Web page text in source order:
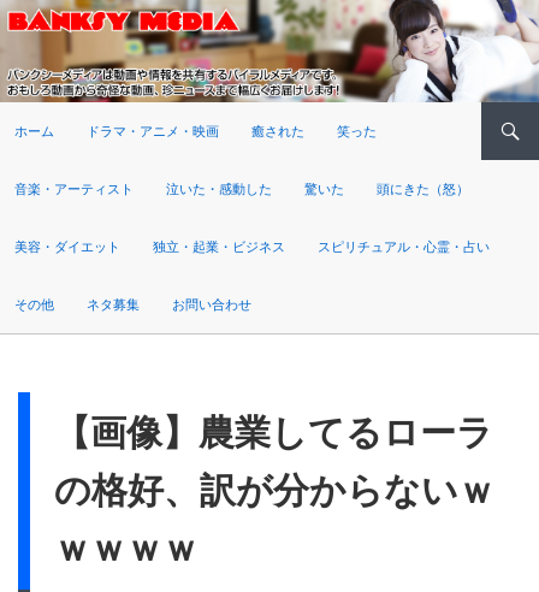
ホーム ドラマ・アニメ・映画 癒された 笑った
音楽・アーティスト 泣いた・感動した 驚いた 頭にきた（怒）
美容・ダイエット 独立・起業・ビジネス スピリチュアル・心霊・占い
その他 ネタ募集 お問い合わせ
【画像】農業してるローラ
の格好、訳が分からないｗ
ｗｗｗｗ